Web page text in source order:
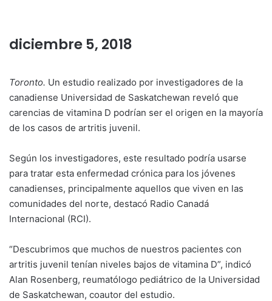
diciembre 5, 2018
Toronto. Un estudio realizado por investigadores de la
canadiense Universidad de Saskatchewan reveló que
carencias de vitamina D podrían ser el origen en la mayoría
de los casos de artritis juvenil.
Según los investigadores, este resultado podría usarse
para tratar esta enfermedad crónica para los jóvenes
canadienses, principalmente aquellos que viven en las
comunidades del norte, destacó Radio Canadá
Internacional (RCI).
“Descubrimos que muchos de nuestros pacientes con
artritis juvenil tenían niveles bajos de vitamina D”, indicó
Alan Rosenberg, reumatólogo pediátrico de la Universidad
de Saskatchewan, coautor del estudio.